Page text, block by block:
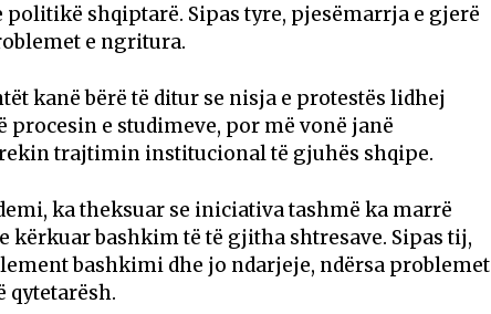
politikë shqiptarë. Sipas tyre, pjesëmarrja e gjerë
e ngritura.
kanë bërë të ditur se nisja e protestës lidhej
e studimeve, por më vonë janë
trajtimin institucional të gjuhës shqipe.
ka theksuar se iniciativa tashmë ka marrë
kërkuar bashkim të të gjitha shtresave. Sipas tij,
bashkimi dhe jo ndarjeje, ndërsa problemet
qytetarësh.